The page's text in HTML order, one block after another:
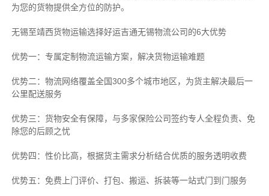
为您的货物提供全方位的防护。
无锡至靖西货物运输选择好运吉通无锡物流公司的6大优势
优势一：专属定制物流运输方案，解决货物运输难题
优势二：物流网络覆盖全国300多个城市地区，为货主解决最后一
公里配送服务
优势三：货物安全有保障，与多家保险公司签约专人全程负责、免
除您的后顾之忧
优势四：性价比高，根据货主需求分析结合优质的服务透明收费
优势五：免费上门评价、打包、搬运、拆装等一站式门到门服务